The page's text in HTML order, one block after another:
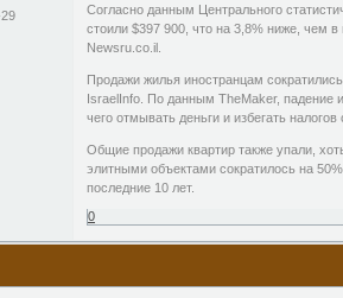
Согласно данным Центрального
стоили $397 900, что на 3,8% ниже, чем
Newsru.co.il.
Продажи жилья иностранцам
IsraelInfo. По данным TheMaker, падение
чего отмывать деньги и избегать
Общие продажи квартир также упали,
элитными объектами сократилось на
последние 10 лет.
0